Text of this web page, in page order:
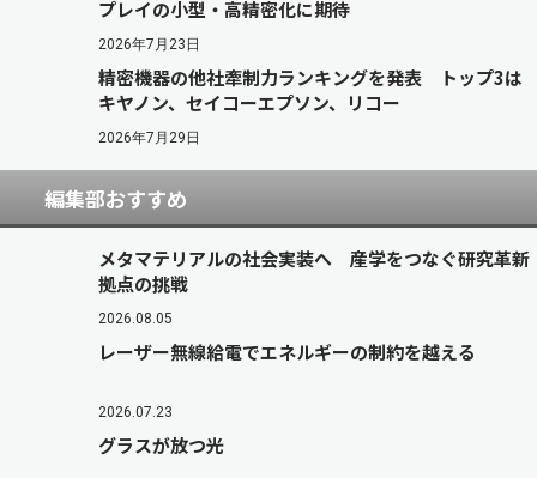
プレイの小型・高精密化に期待
2026年7月23日
精密機器の他社牽制力ランキングを発表 トップ3は
キヤノン、セイコーエプソン、リコー
2026年7月29日
編集部おすすめ
メタマテリアルの社会実装へ 産学をつなぐ研究革新
拠点の挑戦
2026.08.05
レーザー無線給電でエネルギーの制約を越える
2026.07.23
グラスが放つ光